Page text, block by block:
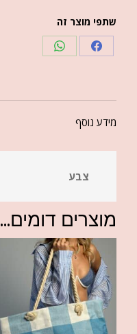
שתפי מוצר זה
מידע נוסף
צבע
מוצרים דומים...